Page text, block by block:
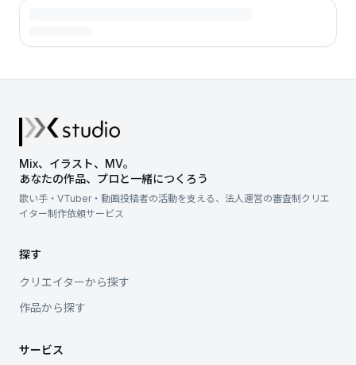
Mix、イラスト、MV。
あなたの作品、プロと一緒につくろう
歌い手・VTuber・動画投稿者の活動を支える、 法人運営の審査制クリエ
イター制作依頼サービス
探す
クリエイターから探す
作品から探す
サービス